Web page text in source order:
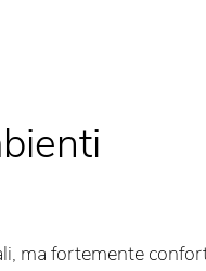
ma fortemente